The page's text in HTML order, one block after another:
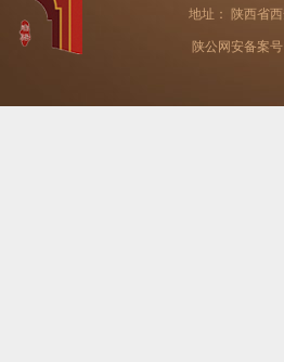
地址： 陕西省
陕公网安备案号